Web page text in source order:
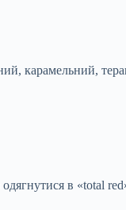
карамельний,
в «total